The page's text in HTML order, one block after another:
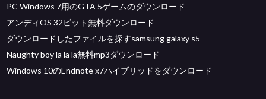
PC Windows 7用のGTA 5ゲームのダウンロード
アンディOS 32ビット無料ダウンロード
ダウンロードしたファイルを探すsamsung galaxy s5
Naughty boy la la la無料mp3ダウンロード
Windows 10のEndnote x7ハイブリッドをダウンロード